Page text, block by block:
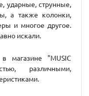
ударные, струнные,
а также колонки,
и многое другое.
искали.
магазине "MUSIC
различными,